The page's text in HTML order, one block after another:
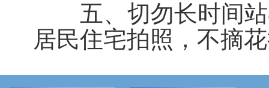
五、切勿长时间站
居民住宅拍照，不摘